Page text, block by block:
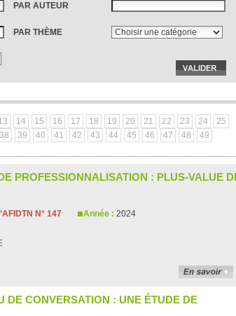
PAR AUTEUR
PAR THÈME
14 15 16 17 18 19 20 21 22 23 24
25
38 39 40 41 42 43 44 45 46 47 48 49
PROFESSIONNALISATION : PLUS-VALUE
N° 147 Année : 2024
DE CONVERSATION : UNE ÉTUDE DE